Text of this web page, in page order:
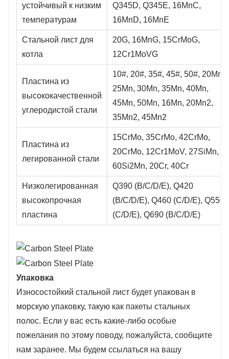
устойчивый к низким
температурам
Q345D, Q345E, 16MnC,
16MnD, 16MnE
Стальной лист для
котла
20G, 16MnG, 15CrMoG,
12Cr1MoVG
Пластина из
высококачественной
углеродистой стали
10#, 20#, 35#, 45#, 50#, 20Mn,
25Mn, 30Mn, 35Mn, 40Mn,
45Mn, 50Mn, 16Mn, 20Mn2,
35Mn2, 45Mn2
Пластина из
легированной стали
15CrMo, 35CrMo, 42CrMo,
20CrMo, 12Cr1MoV, 27SiMn,
60Si2Mn, 20Cr, 40Cr
Низколегированная
высокопрочная
пластина
Q390 (B/C/D/E), Q420
(B/C/D/E), Q460 (C/D/E), Q550
(C/D/E), Q690 (B/C/D/E)
Упаковка
Износостойкий стальной лист будет упакован в
морскую упаковку, такую ​​как пакеты стальных
полос. Если у вас есть какие-либо особые
пожелания по этому поводу, пожалуйста, сообщите
нам заранее. Мы будем ссылаться на вашу